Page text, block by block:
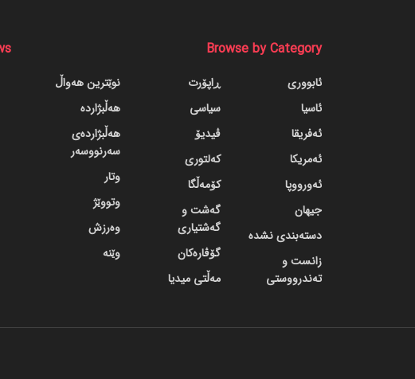
Browse by Category
ئابووری
ئاسیا
ئەفریقا
ئەمریکا
ئەورووپا
جیهان
دسته‌بندی نشده
زانست و
تەندرووستی
ڕاپۆرت
سیاسی
ڤیدیۆ
کەلتوری
کۆمەڵگا
گه‌شت و
گه‌شتیاری
گۆڤاره‌کان
مەڵتی میدیا
نوێترین هەواڵ
هەڵبژاردە
هەڵبژاردەی
سەرنووسەر
وتار
وتووێژ
وەرزش
وێنە